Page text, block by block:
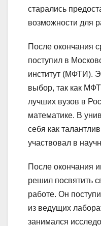
старались
возможности для
После окончания
поступил в
институт (МФТИ).
выбор, так как
лучших вузов в
математике. В
себя как
участвовал в
После окончания
решил посвятить
работе. Он
из ведущих
занимался